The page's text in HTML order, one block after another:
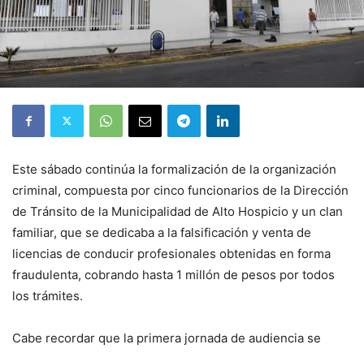
Este sábado continúa la formalización de la organización
criminal, compuesta por cinco funcionarios de la Dirección
de Tránsito de la Municipalidad de Alto Hospicio y un clan
familiar, que se dedicaba a la falsificación y venta de
licencias de conducir profesionales obtenidas en forma
fraudulenta, cobrando hasta 1 millón de pesos por todos
los trámites.
Cabe recordar que la primera jornada de audiencia se